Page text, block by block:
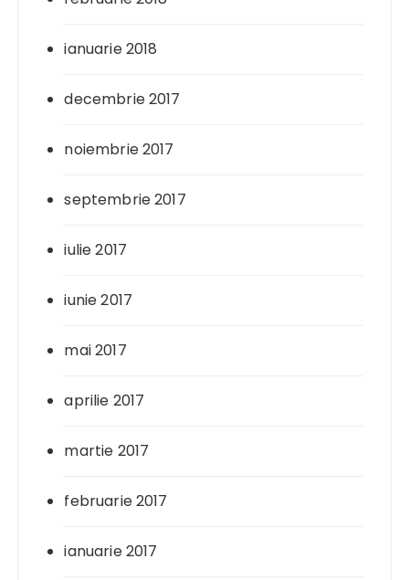
ianuarie 2018
decembrie 2017
noiembrie 2017
septembrie 2017
iulie 2017
iunie 2017
mai 2017
aprilie 2017
martie 2017
februarie 2017
ianuarie 2017